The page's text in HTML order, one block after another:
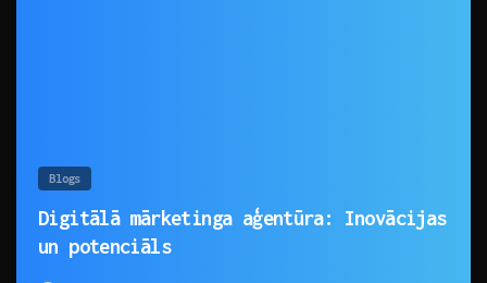
Blogs
Digitālā mārketinga aģentūra: Inovācijas
un potenciāls